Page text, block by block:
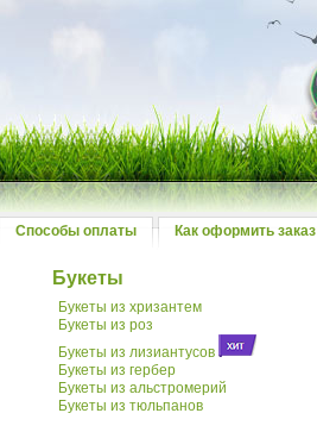
Способы оплаты Как оформить заказ
Букеты
Букеты из хризантем
Букеты из роз
Букеты из лизиантусов
Букеты из гербер
Букеты из альстромерий
Букеты из тюльпанов